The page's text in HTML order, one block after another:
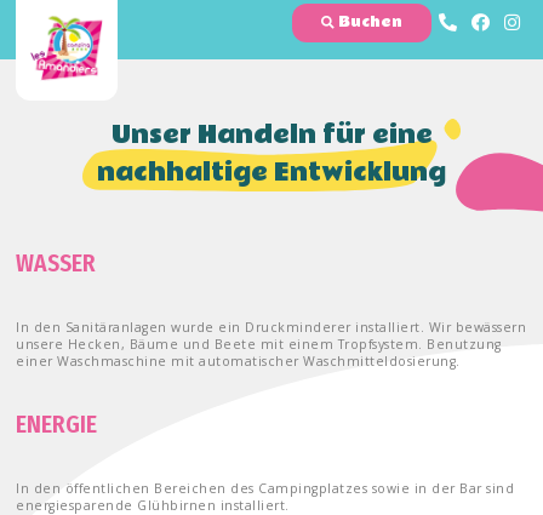
Buchen
Unser Handeln für eine
nachhaltige Entwicklung
WASSER
In den Sanitäranlagen wurde ein Druckminderer installiert. Wir bewässern
unsere Hecken, Bäume und Beete mit einem Tropfsystem. Benutzung
einer Waschmaschine mit automatischer Waschmitteldosierung.
ENERGIE
In den öffentlichen Bereichen des Campingplatzes sowie in der Bar sind
energiesparende Glühbirnen installiert.